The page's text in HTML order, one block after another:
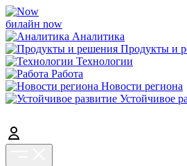
билайн now
Аналитика
Продукты и
Технологии
Работа
Новости региона
Устойчивое